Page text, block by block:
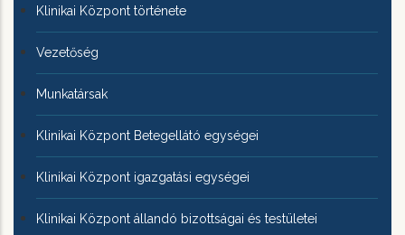
KLINIKAI
KÖZPONTRÓL
Klinikai Központ története
Vezetőség
Munkatársak
Klinikai Központ Betegellátó egységei
Klinikai Központ igazgatási egységei
Klinikai Központ állandó bizottságai és testületei